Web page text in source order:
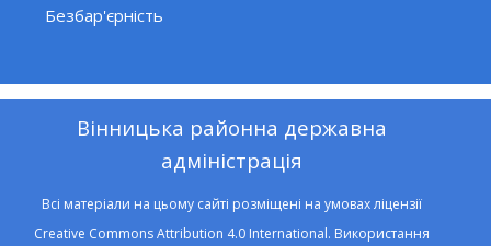
Безбар'єрність
Вінницька районна державна
адміністрація
Всі матеріали на цьому сайті розміщені на умовах ліцензії
Creative Commons Attribution 4.0 International. Використання